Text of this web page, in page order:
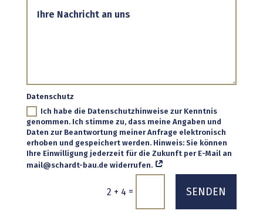
Datenschutz
Ich habe die Datenschutzhinweise zur Kenntnis
genommen. Ich stimme zu, dass meine Angaben und
Daten zur Beantwortung meiner Anfrage elektronisch
erhoben und gespeichert werden. Hinweis: Sie können
Ihre Einwilligung jederzeit für die Zukunft per E-Mail an
mail@schardt-bau.de widerrufen.
2 + 4 = SENDEN